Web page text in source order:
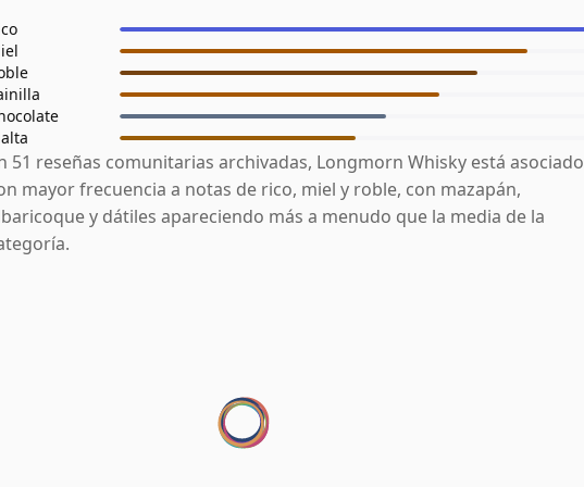
51 reseñas comunitarias archivadas, Longmorn Whisky está asociado
mayor frecuencia a notas de rico, miel y roble, con mazapán,
y dátiles apareciendo más a menudo que la media de la